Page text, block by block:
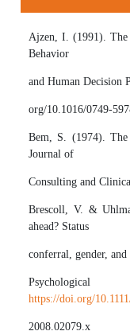
Ajzen, I. (1991). The
Behavior
and Human Decision
org/10.1016/0749-
Bem, S. (1974). The
Journal of
Consulting and
Brescoll, V. &
ahead? Status
conferral, gender,
https://doi.org/
2008.02079.x